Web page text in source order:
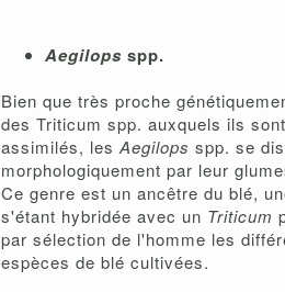
Aegilopsspp.
Bien que très proche
des Triticum spp. auxquels ils
assimilés, lesAegilops spp. se
morphologiquement par leur
Ce genre est un ancêtre du blé,
s'étant hybridée avec un Triticum
par sélection de l'homme les
espèces de blé cultivées.